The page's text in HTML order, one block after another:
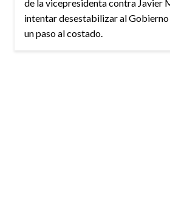
de la vicepresidenta contra Javier
intentar desestabilizar al Gobierno
un paso al costado.